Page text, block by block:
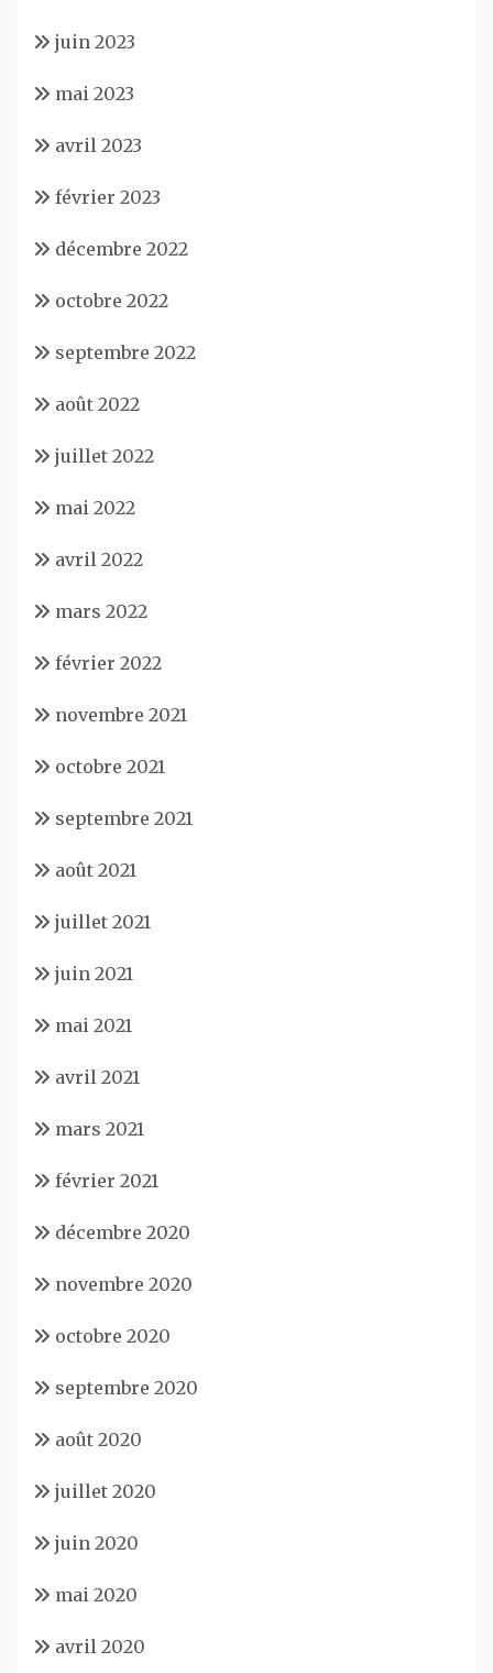
juin 2023
mai 2023
avril 2023
février 2023
décembre 2022
octobre 2022
septembre 2022
août 2022
juillet 2022
mai 2022
avril 2022
mars 2022
février 2022
novembre 2021
octobre 2021
septembre 2021
août 2021
juillet 2021
juin 2021
mai 2021
avril 2021
mars 2021
février 2021
décembre 2020
novembre 2020
octobre 2020
septembre 2020
août 2020
juillet 2020
juin 2020
mai 2020
avril 2020